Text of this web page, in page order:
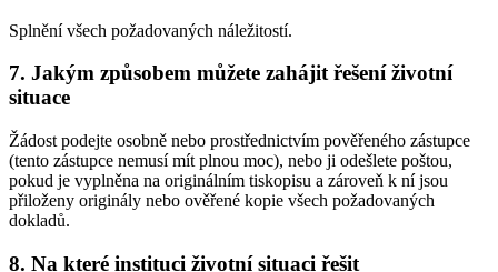
Splnění všech požadovaných náležitostí.
7. Jakým způsobem můžete zahájit řešení životní
situace
Žádost podejte osobně nebo prostřednictvím pověřeného zástupce
(tento zástupce nemusí mít plnou moc), nebo ji odešlete poštou,
pokud je vyplněna na originálním tiskopisu a zároveň k ní jsou
přiloženy originály nebo ověřené kopie všech požadovaných
dokladů.
8. Na které instituci životní situaci řešit